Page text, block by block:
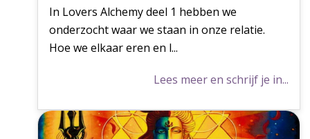
In Lovers Alchemy deel 1 hebben we
onderzocht waar we staan in onze relatie.
Hoe we elkaar eren en l...
Lees meer en schrijf je in...